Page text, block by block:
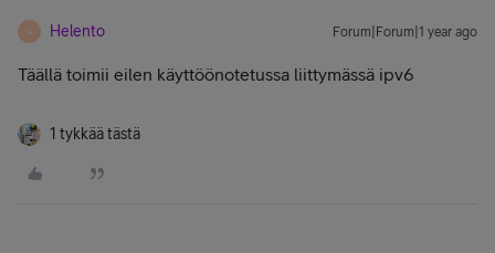
H Helento Forum|Forum|1 year ago
Täällä toimii eilen käyttöönotetussa liittymässä ipv6
1 tykkää tästä